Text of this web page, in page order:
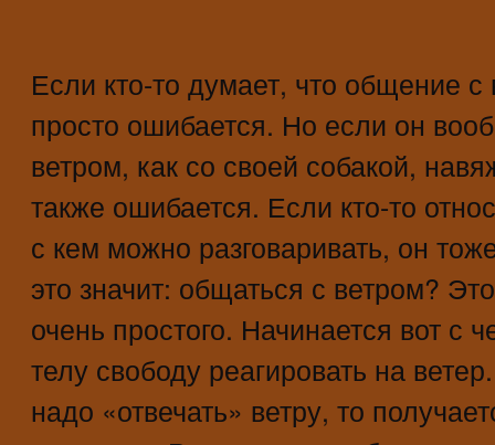
Если кто-то думает, что общение
просто ошибается. Но если он
ветром, как со своей собакой,
также ошибается. Если кто-то
с кем можно разговаривать, он
это значит: общаться с ветром?
очень простого. Начинается вот с
телу свободу реагировать на
надо «отвечать» ветру, то